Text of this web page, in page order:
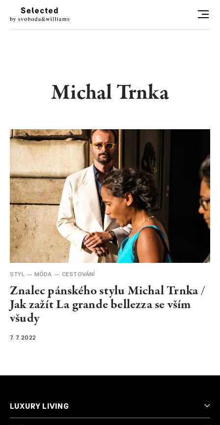
RADOSTI
CONCIERGE
RELAX
KONTAKT
NEWSLETTER
Michal Trnka
STYL MÓDA CESTOVÁNÍ
Znalec pánského stylu Michal Trnka /
Jak zažít La grande bellezza se vším
všudy
7. 7. 2022
LUXURY LIVING